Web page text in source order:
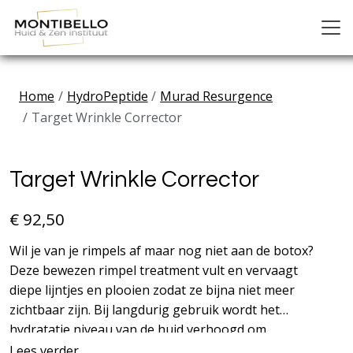
Home HydroPeptide
Murad Resurgence
Target Wrinkle Corrector
Target Wrinkle Corrector
€ 92,50
Wil je van je rimpels af maar nog niet aan de botox?
Deze bewezen rimpel treatment vult en vervaagt
diepe lijntjes en plooien zodat ze bijna niet meer
zichtbaar zijn. Bij langdurig gebruik wordt het
hydratatie niveau van de huid verhoogd om
toekomstige rimpels te voorkomen.